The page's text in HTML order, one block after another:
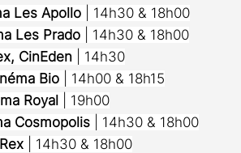
Les Apollo | 14h30 & 18h00
Les Prado | 14h30 & 18h00
CinEden | 14h30
Bio | 14h00 & 18h15
Royal | 19h00
Cosmopolis | 14h30 & 18h00
| 14h30 & 18h00